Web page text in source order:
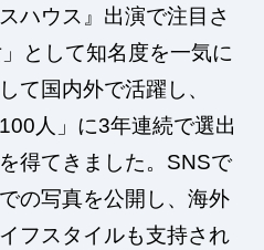
ハウス』出演で注目さ
として知名度を一気に
て国内外で活躍し、
人」に3年連続で選出
得てきました。SNSで
の写真を公開し、海外
フスタイルも支持され